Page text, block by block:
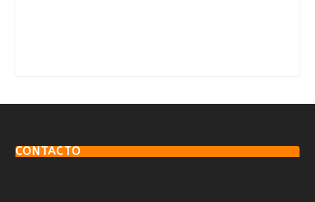
CONTACTO